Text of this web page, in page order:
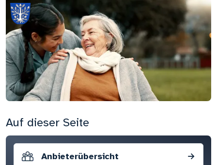
Auf dieser Seite
Anbieterübersicht →